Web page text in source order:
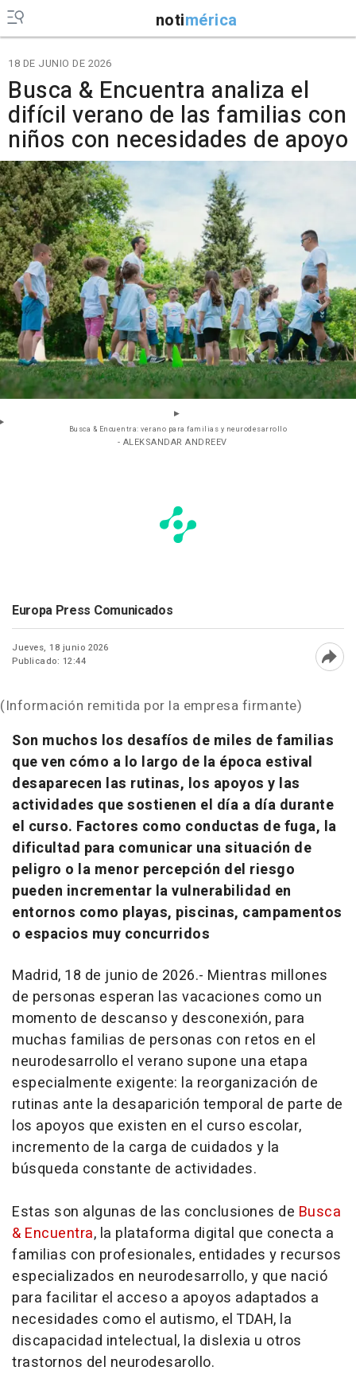
notimérica
18 DE JUNIO DE 2026
Busca & Encuentra analiza el
difícil verano de las familias con
niños con necesidades de apoyo
Busca & Encuentra: verano para familias y neurodesarrollo
- ALEKSANDAR ANDREEV
Europa Press Comunicados
Jueves, 18 junio 2026
Publicado: 12:44
(Información remitida por la empresa firmante)
Son muchos los desafíos de miles de familias
que ven cómo a lo largo de la época estival
desaparecen las rutinas, los apoyos y las
actividades que sostienen el día a día durante
el curso. Factores como conductas de fuga, la
dificultad para comunicar una situación de
peligro o la menor percepción del riesgo
pueden incrementar la vulnerabilidad en
entornos como playas, piscinas, campamentos
o espacios muy concurridos
Madrid, 18 de junio de 2026.- Mientras millones
de personas esperan las vacaciones como un
momento de descanso y desconexión, para
muchas familias de personas con retos en el
neurodesarrollo el verano supone una etapa
especialmente exigente: la reorganización de
rutinas ante la desaparición temporal de parte de
los apoyos que existen en el curso escolar,
incremento de la carga de cuidados y la
búsqueda constante de actividades.
Estas son algunas de las conclusiones de Busca
& Encuentra, la plataforma digital que conecta a
familias con profesionales, entidades y recursos
especializados en neurodesarrollo, y que nació
para facilitar el acceso a apoyos adaptados a
necesidades como el autismo, el TDAH, la
discapacidad intelectual, la dislexia u otros
trastornos del neurodesarollo.